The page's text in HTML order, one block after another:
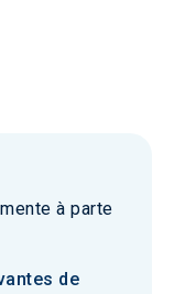
à parte
de